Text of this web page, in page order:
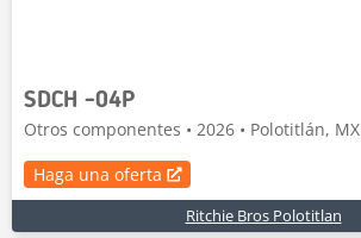
SDCH -04P
Otros componentes • 2026 • Polotitlán, MX
Haga una oferta
Ritchie Bros Polotitlan